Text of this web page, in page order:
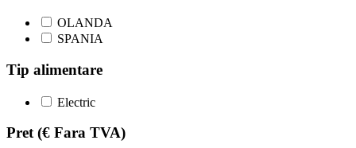
OLANDA
SPANIA
Tip alimentare
Electric
Pret(€ Fara TVA)